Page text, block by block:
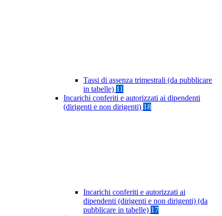
Tassi di assenza trimestrali (da pubblicare
in tabelle) 11
Incarichi conferiti e autorizzati ai dipendenti
(dirigenti e non dirigenti) 18
Incarichi conferiti e autorizzati ai
dipendenti (dirigenti e non dirigenti) (da
pubblicare in tabelle) 17